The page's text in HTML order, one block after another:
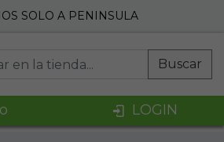
SOLO A PENINSULA
Buscar
LOGIN